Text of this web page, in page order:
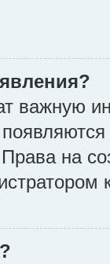
важную
на